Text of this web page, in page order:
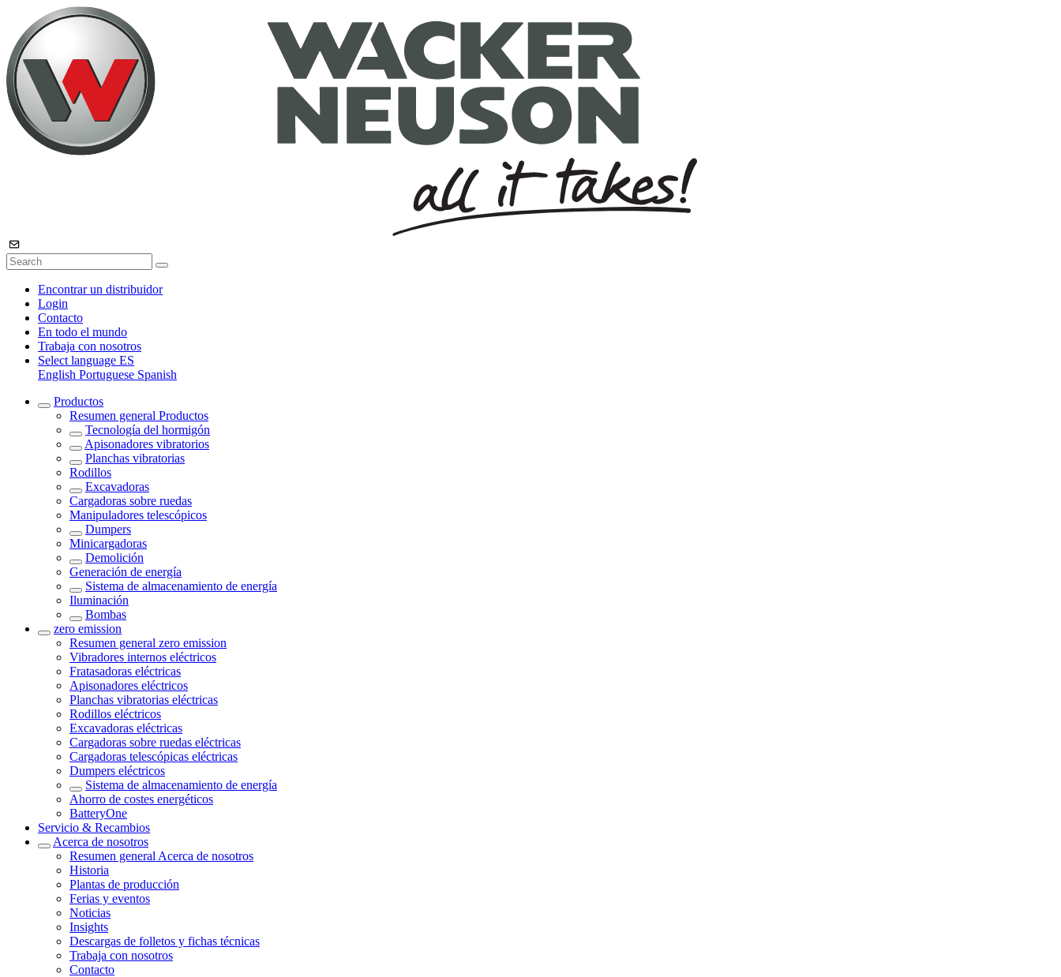
Encontrar un distribuidor
Login
Contacto
En todo el mundo
Trabaja con nosotros
Select language ES
English Portuguese Spanish
Productos
Resumen general Productos
Tecnología del hormigón
Apisonadores vibratorios
Planchas vibratorias
Rodillos
Excavadoras
Cargadoras sobre ruedas
Manipuladores telescópicos
Dumpers
Minicargadoras
Demolición
Generación de energía
Sistema de almacenamiento de energía
Iluminación
Bombas
zero emission
Resumen general zero emission
Vibradores internos eléctricos
Fratasadoras eléctricas
Apisonadores eléctricos
Planchas vibratorias eléctricas
Rodillos eléctricos
Excavadoras eléctricas
Cargadoras sobre ruedas eléctricas
Cargadoras telescópicas eléctricas
Dumpers eléctricos
Sistema de almacenamiento de energía
Ahorro de costes energéticos
BatteryOne
Servicio & Recambios
Acerca de nosotros
Resumen general Acerca de nosotros
Historia
Plantas de producción
Ferias y eventos
Noticias
Insights
Descargas de folletos y fichas técnicas
Trabaja con nosotros
Contacto